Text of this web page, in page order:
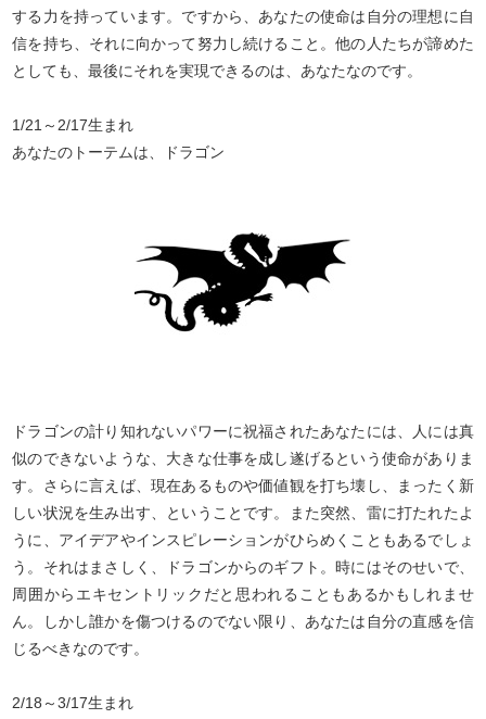
する力を持っています。ですから、あなたの使命は自分の理想に自
信を持ち、それに向かって努力し続けること。他の人たちが諦めた
としても、最後にそれを実現できるのは、あなたなのです。
1/21～2/17生まれ
あなたのトーテムは、ドラゴン
ドラゴンの計り知れないパワーに祝福されたあなたには、人には真
似のできないような、大きな仕事を成し遂げるという使命がありま
す。さらに言えば、現在あるものや価値観を打ち壊し、まったく新
しい状況を生み出す、ということです。また突然、雷に打たれたよ
うに、アイデアやインスピレーションがひらめくこともあるでしょ
う。それはまさしく、ドラゴンからのギフト。時にはそのせいで、
周囲からエキセントリックだと思われることもあるかもしれませ
ん。しかし誰かを傷つけるのでない限り、あなたは自分の直感を信
じるべきなのです。
2/18～3/17生まれ